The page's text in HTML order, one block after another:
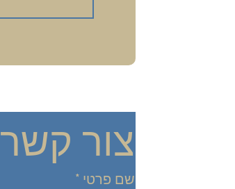
צור קשר
שם פרטי *